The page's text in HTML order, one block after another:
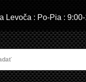
Levoča : Po-Pia :